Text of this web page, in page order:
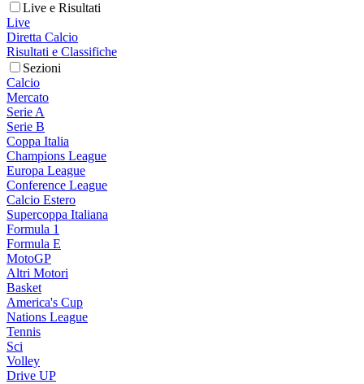
Live e Risultati
Live
Diretta Calcio
Risultati e Classifiche
Sezioni
Calcio
Mercato
Serie A
Serie B
Coppa Italia
Champions League
Europa League
Conference League
Calcio Estero
Supercoppa Italiana
Formula 1
Formula E
MotoGP
Altri Motori
Basket
America's Cup
Nations League
Tennis
Sci
Volley
Drive UP